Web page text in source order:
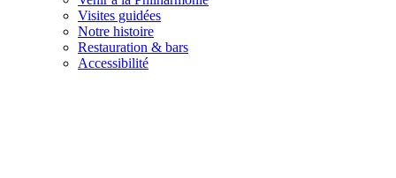
Visites guidées
Notre histoire
Restauration & bars
Accessibilité